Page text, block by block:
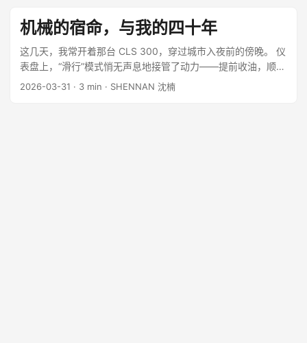
机械的宿命，与我的四十年
这几天，我常开着那台 CLS 300，穿过城市入夜前的傍晚。 仪
表盘上，“滑行”模式悄无声息地接管了动力——提前收油，顺势
而行。 那一刻我忽然意识到，这不再仅仅是一种驾驶习惯，而
2026-03-31 · 3 min · SHENNAN 沈楠